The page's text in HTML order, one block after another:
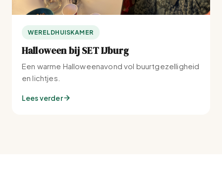
WERELDHUISKAMER
Halloween bij SET IJburg
Een warme Halloweenavond vol buurtgezelligheid
en lichtjes.
Lees verder